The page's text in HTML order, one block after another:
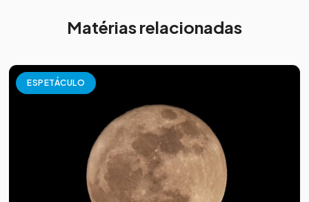
Matérias relacionadas
ESPETÁCULO